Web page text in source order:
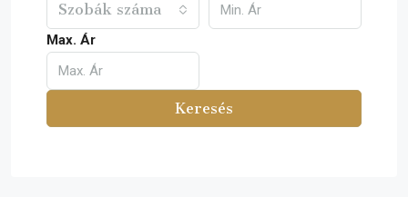
Szobák száma
Max. Ár
Keresés